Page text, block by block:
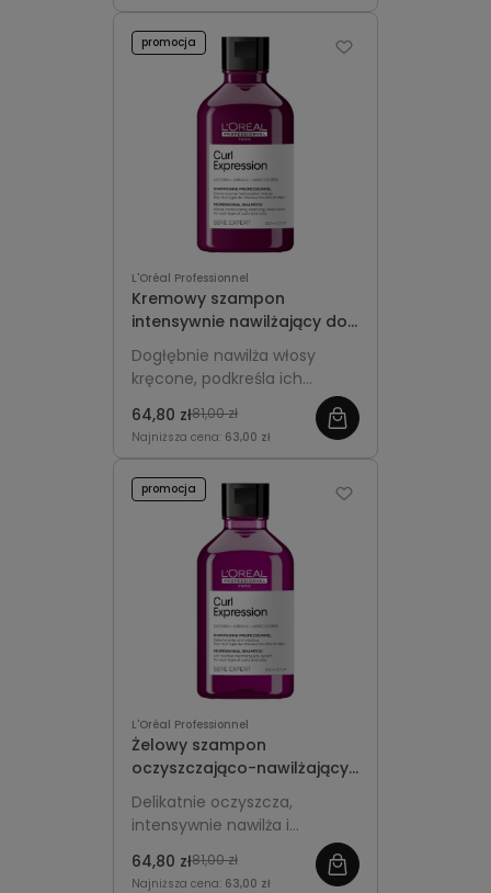
L'Oréal Professionnel
Kremowy szampon
intensywnie nawilżający do
włosów kręconych 300ml -
L'Oréal Professionnel Curl
Expression
Dogłębnie nawilża włosy
kręcone, podkreśla ich
miękkość, elastyczność i
naturalny blask.
64,80 zł81,00 zł
Najniższa cena: 63,00 zł
promocja
L'Oréal Professionnel
Żelowy szampon
oczyszczająco-nawilżający
do włosów kręconych
300ml - L'Oréal
Professionnel Curl
Expression
Delikatnie oczyszcza,
intensywnie nawilża i
podkreśla sprężystość loków
oraz fal.
64,80 zł81,00 zł
Najniższa cena: 63,00 zł
promocja